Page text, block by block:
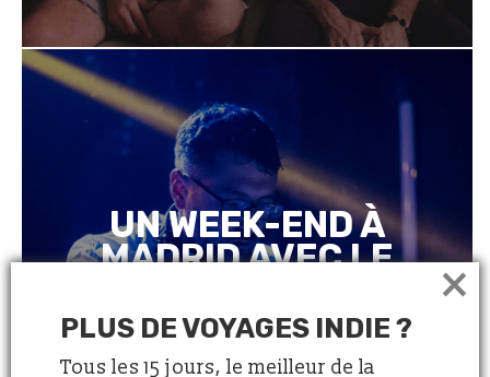
UN WEEK-END À
MADRID AVEC LE
MALARIA
5 avril 2018 6 min. parIndie Guides
PLUS DE VOYAGES INDIE ?
Tous les 15 jours, le meilleur de la
×